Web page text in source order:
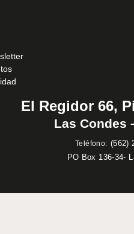
El Regidor 66,
Las Condes
Teléfono: (562)
PO Box 136-34-